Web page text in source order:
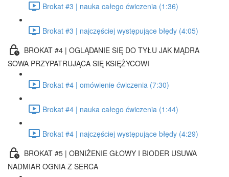
Brokat #3 | nauka całego ćwiczenia (1:36)
Brokat #3 | najczęściej występujące błędy (4:05)
BROKAT #4 | OGLĄDANIE SIĘ DO TYŁU JAK MĄDRA
SOWA PRZYPATRUJĄCA SIĘ KSIĘŻYCOWI
Brokat #4 | omówienie ćwiczenia (7:30)
Brokat #4 | nauka całego ćwiczenia (1:44)
Brokat #4 | najczęściej występujące błędy (4:29)
BROKAT #5 | OBNIŻENIE GŁOWY I BIODER USUWA
NADMIAR OGNIA Z SERCA